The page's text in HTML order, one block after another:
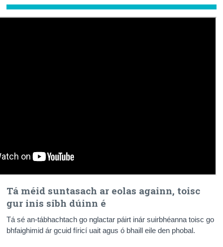
Tá méid suntasach ar eolas againn, toisc
gur inis sibh dúinn é
Tá sé an-tábhachtach go nglactar páirt inár suirbhéanna toisc go
bhfaighimid ár gcuid fíricí uait agus ó bhaill eile den phobal.